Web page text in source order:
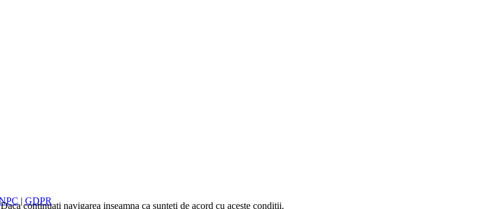
| GDPR
continuati navigarea inseamna ca sunteti de acord cu aceste conditii.